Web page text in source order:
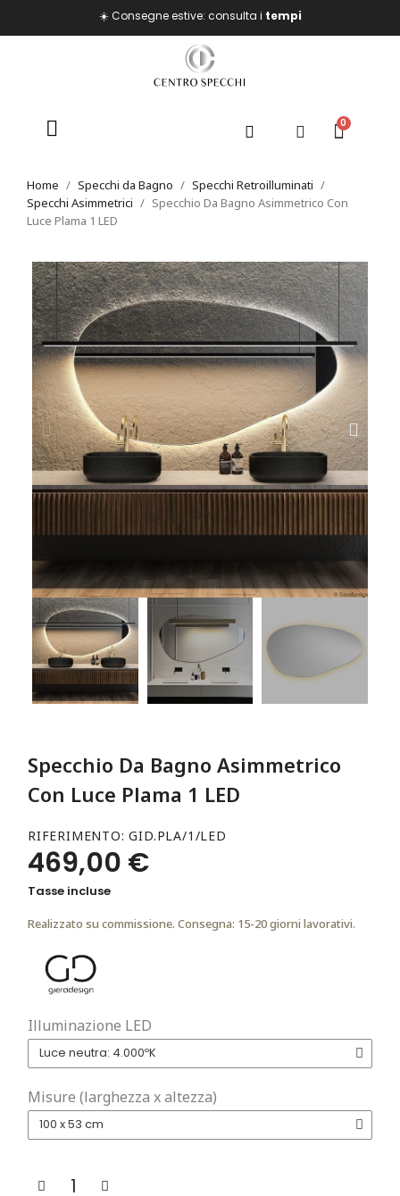
☀️ Consegne estive: consulta i tempi
Home Specchi da Bagno
Specchi Retroilluminati
Specchi Asimmetrici
Specchio Da Bagno Asimmetrico Con
Luce Plama 1 LED
Specchio Da Bagno Asimmetrico
Con Luce Plama 1 LED
RIFERIMENTO GID.PLA/1/LED
469,00 €
Tasse incluse
Realizzato su commissione. Consegna: 15-20 giorni lavorativi.
Illuminazione LED
Misure (larghezza x altezza)